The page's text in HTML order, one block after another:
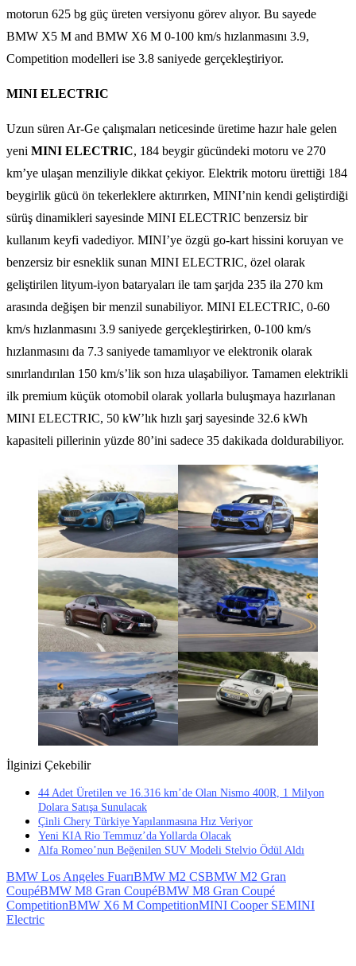
motorun 625 bg güç üreten versiyonu görev alıyor. Bu sayede
BMW X5 M and BMW X6 M 0-100 km/s hızlanmasını 3.9,
Competition modelleri ise 3.8 saniyede gerçekleştiriyor.
MINI ELECTRIC
Uzun süren Ar-Ge çalışmaları neticesinde üretime hazır hale gelen
yeni MINI ELECTRIC, 184 beygir gücündeki motoru ve 270
km’ye ulaşan menziliyle dikkat çekiyor. Elektrik motoru ürettiği 184
beygirlik gücü ön tekerleklere aktırırken, MINI’nin kendi geliştirdiği
sürüş dinamikleri sayesinde MINI ELECTRIC benzersiz bir
kullanım keyfi vadediyor. MINI’ye özgü go-kart hissini koruyan ve
benzersiz bir esneklik sunan MINI ELECTRIC, özel olarak
geliştirilen lityum-iyon bataryaları ile tam şarjda 235 ila 270 km
arasında değişen bir menzil sunabiliyor. MINI ELECTRIC, 0-60
km/s hızlanmasını 3.9 saniyede gerçekleştirirken, 0-100 km/s
hızlanmasını da 7.3 saniyede tamamlıyor ve elektronik olarak
sınırlandırılan 150 km/s’lik son hıza ulaşabiliyor. Tamamen elektrikli
ilk premium küçük otomobil olarak yollarla buluşmaya hazırlanan
MINI ELECTRIC, 50 kW’lık hızlı şarj sayesinde 32.6 kWh
kapasiteli pillerinin yüzde 80’ini sadece 35 dakikada doldurabiliyor.
İlginizi Çekebilir
44 Adet Üretilen ve 16.316 km’de Olan Nismo 400R, 1 Milyon
Dolara Satışa Sunulacak
Çinli Chery Türkiye Yapılanmasına Hız Veriyor
Yeni KIA Rio Temmuz’da Yollarda Olacak
Alfa Romeo’nun Beğenilen SUV Modeli Stelvio Ödül Aldı
BMW Los Angeles FuarıBMW M2 CSBMW M2 Gran
CoupéBMW M8 Gran CoupéBMW M8 Gran Coupé
CompetitionBMW X6 M CompetitionMINI Cooper SEMINI
Electric